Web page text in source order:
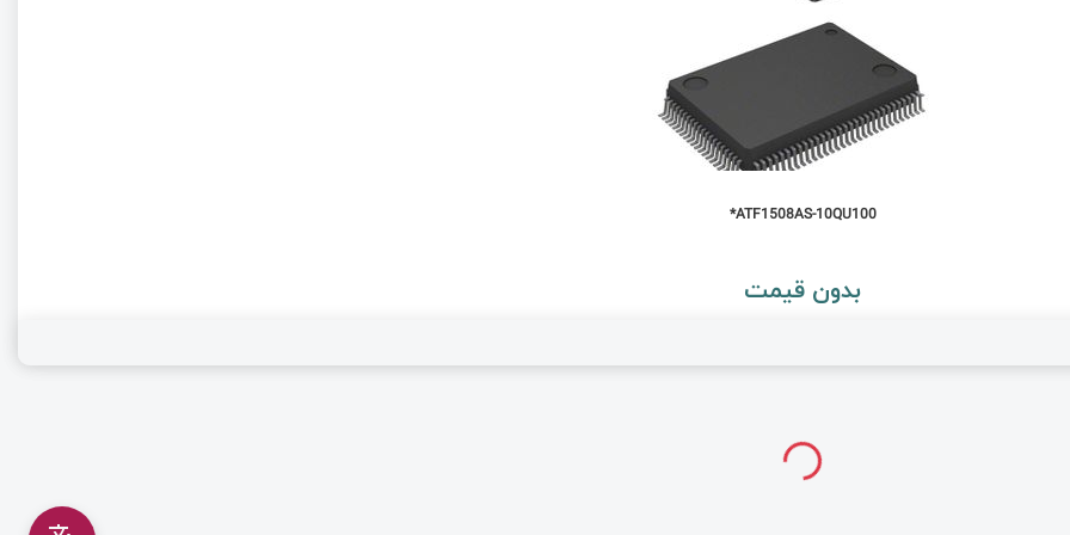
ATF1508AS-10QU100*
بدون قیمت